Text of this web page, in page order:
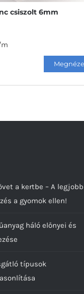
csiszolt 6mm
a kertbe – A legjobb
a gyomok ellen!
háló előnyei és
típusok